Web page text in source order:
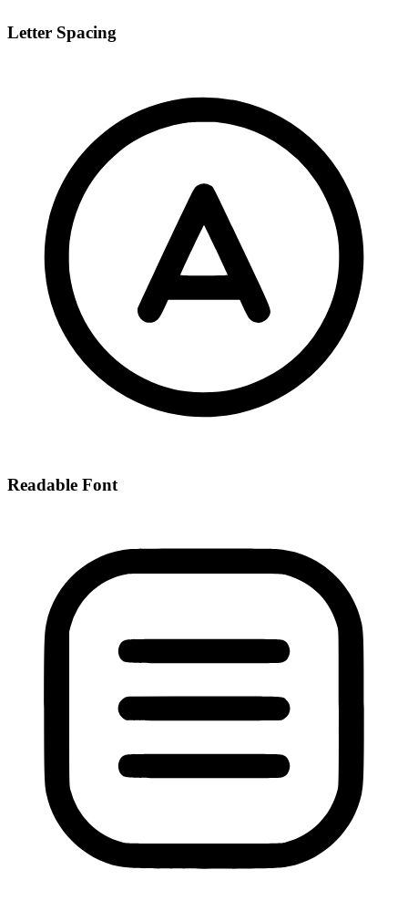
Letter Spacing
Readable Font